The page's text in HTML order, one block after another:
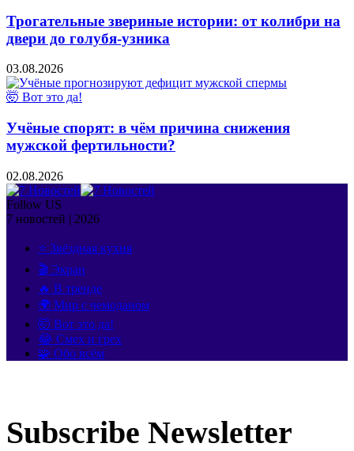
Трогательные звериные истории: от колибри на
двери до голубя-узника
03.08.2026
🤯 Вот это да!
Учёные спорят: в чём причина снижения
мужской фертильности?
02.08.2026
Follow US
7 новостей | 2026
⭐ Звёздная кухня
🎬 Экран
🔥 В тренде
🌍 Мир с чемоданом
🤯 Вот это да!
😂 Смех и грех
🧩 Обо всём
Subscribe Newsletter